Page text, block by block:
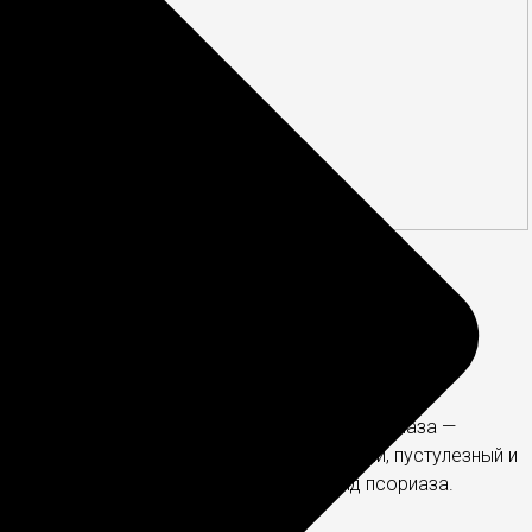
Рассмотрим распространенные виды псориаза —
обыкновенный, каплевидный, себорейный, пустулезный и
другие. Как отличить и понять свой вид псориаза.